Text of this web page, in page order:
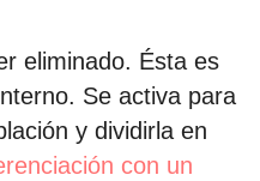
eliminado. Ésta es
Se activa para
y dividirla en
con un